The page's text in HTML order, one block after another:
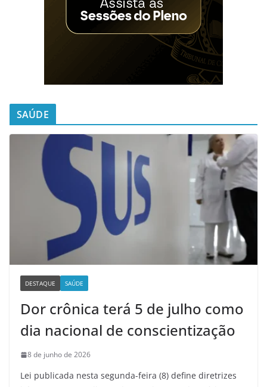
SAÚDE
DESTAQUE SAÚDE
Dor crônica terá 5 de julho como
dia nacional de conscientização
8 de junho de 2026
Lei publicada nesta segunda-feira (8) define diretrizes